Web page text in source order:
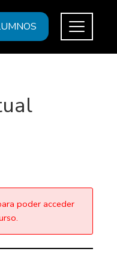
poder acceder